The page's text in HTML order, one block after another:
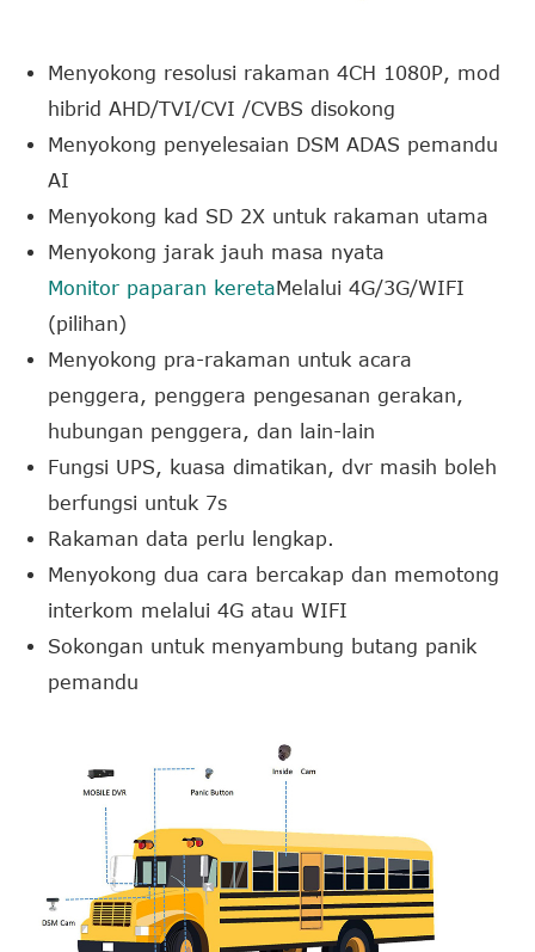
Menyokong resolusi rakaman 4CH 1080P, mod
hibrid AHD/TVI/CVI /CVBS disokong
Menyokong penyelesaian DSM ADAS pemandu
AI
Menyokong kad SD 2X untuk rakaman utama
Menyokong jarak jauh masa nyata
Monitor paparan keretaMelalui 4G/3G/WIFI
(pilihan)
Menyokong pra-rakaman untuk acara
penggera, penggera pengesanan gerakan,
hubungan penggera, dan lain-lain
Fungsi UPS, kuasa dimatikan, dvr masih boleh
berfungsi untuk 7s
Rakaman data perlu lengkap.
Menyokong dua cara bercakap dan memotong
interkom melalui 4G atau WIFI
Sokongan untuk menyambung butang panik
pemandu